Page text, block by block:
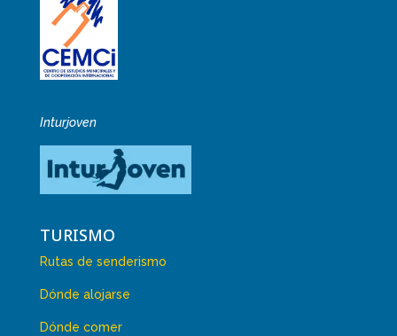
Inturjoven
TURISMO
Rutas de senderismo
Dónde alojarse
Dónde comer